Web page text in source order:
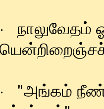
·
· "அங்கம்